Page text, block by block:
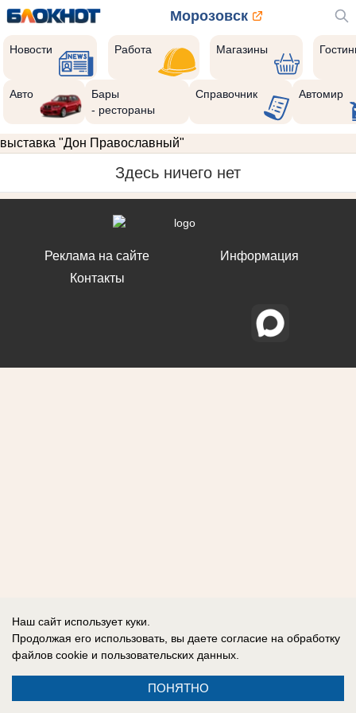
Морозовск
Новости Работа Магазины
Авто
Бары
- рестораны
Справочник Автомир
выставка "Дон Православный"
Здесь ничего нет
Реклама на сайте
Контакты
Информация
Наш сайт использует куки.
Продолжая его использовать, вы даете согласие на обработку
файлов cookie и пользовательских данных.
ПОНЯТНО